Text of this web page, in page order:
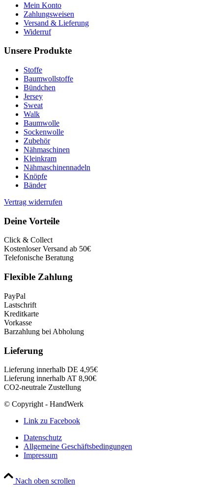
Mein Konto
Zahlungsweisen
Versand & Lieferung
Widerruf
Unsere Produkte
Stoffe
Baumwollstoffe
Bündchen
Jersey
Sweat
Walk
Baumwolle
Sockenwolle
Zubehör
Nähmaschinen
Kleinkram
Nähmaschinennadeln
Knöpfe
Bänder
Vertrag widerrufen
Deine Vorteile
Click & Collect
Kostenloser Versand ab 50€
Telefonische Beratung
Flexible Zahlung
PayPal
Lastschrift
Kreditkarte
Vorkasse
Barzahlung bei Abholung
Lieferung
Lieferung innerhalb DE 4,95€
Lieferung innerhalb AT 8,90€
CO2-neutrale Zustellung
© Copyright - HandWerk
Link zu Facebook
Datenschutz
Allgemeine Geschäftsbedingungen
Impressum
Nach oben scrollen